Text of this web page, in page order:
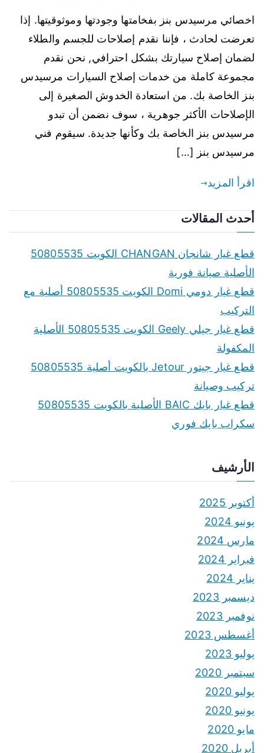
اخصائي مرسيدس بنز بفخامتها وجودتها وموثوقيتها. إذا
تعرضت لحادث ، فإننا نقدم إصلاحات للجسم والطلاء
لضمان إصلاح سيارتك بشكل احترافي, نحن نقدم
مجموعة كاملة من خدمات إصلاح السيارات مرسيدس
بنز الخاصة بك. من استعادة الخدوش الصغيرة إلى
الإصلاحات الأكثر جوهرية ، سوف نضمن أن تبدو
مرسيدس بنز الخاصة بك وكأنها جديدة. سيقوم فني
مرسيدس بنز […]
اقرأ المزيد
أحدث المقالات
قطع غيار شانجان CHANGAN الكويت 50805535
الأصلية صيانة فورية
قطع غيار دومي Domi الكويت 50805535 أصلية مع
التركيب
قطع غيار جيلي Geely الكويت 50805535 الأصلية
المكفولة
قطع غيار جيتور Jetour بالكويت أصلية 50805535
تركيب وصيانة
قطع غيار بايك BAIC الأصلية بالكويت 50805535
سكراب بايك فوري
الأرشيف
أكتوبر 2025
يونيو 2024
مارس 2024
فبراير 2024
يناير 2024
ديسمبر 2023
نوفمبر 2023
أغسطس 2023
يوليو 2023
سبتمبر 2020
يوليو 2020
يونيو 2020
مايو 2020
أبريل 2020